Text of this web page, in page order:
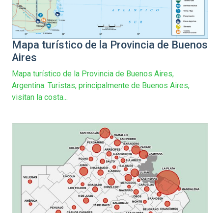
Mapa turístico de la Provincia de Buenos
Aires
Mapa turístico de la Provincia de Buenos Aires,
Argentina. Turistas, principalmente de Buenos Aires,
visitan la costa...